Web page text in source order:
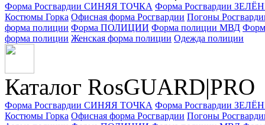
Форма Росгвардии СИНЯЯ ТОЧКА Форма Росгвардии
Костюмы Горка Офисная форма Росгвардии Погоны
форма полиции Форма ПОЛИЦИИ Форма полиции МВД
форма полиции Женская форма полиции Одежда полиции
Каталог RosGUARD|PRO
Форма Росгвардии СИНЯЯ ТОЧКА Форма Росгвардии
Костюмы Горка Офисная форма Росгвардии Погоны